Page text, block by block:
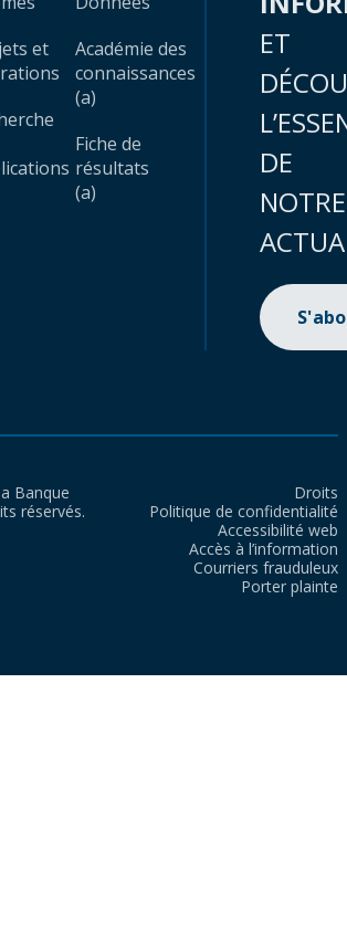
et
Académie des
connaissances
(a)
Fiche de
résultats
(a)
ET
DE
NOTRE
Banque
réservés.
Droits
Politique de confidentialité
Accessibilité web
Accès à l’information
Courriers frauduleux
Porter plainte